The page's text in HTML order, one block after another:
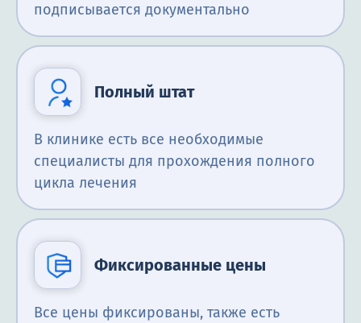
подписывается документально
Полный штат
В клинике есть все необходимые
специалисты для прохождения полного
цикла лечения
Фиксированные цены
Все цены фиксированы, также есть